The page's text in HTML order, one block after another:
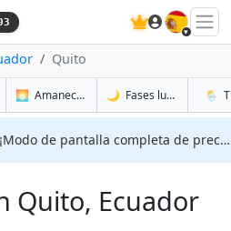
🇪🇸
Quito
en Quito
🌅 Amanecer y atardecer mañana en
🌙 Fases lunares en🌦️
¡Modo de pantalla completa de precisión!
Quito, Ecuador